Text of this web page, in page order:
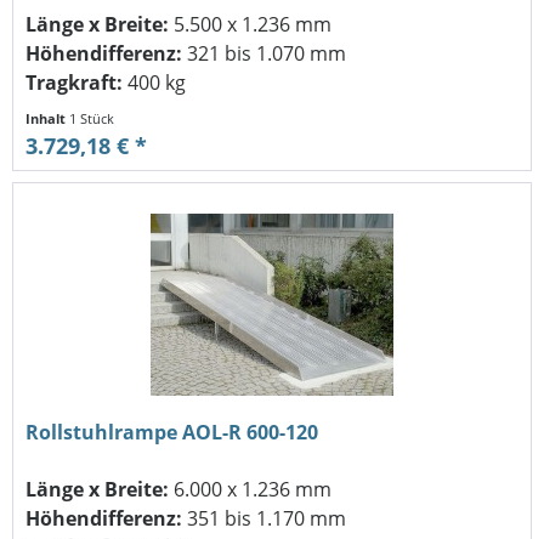
Länge x Breite: 5.500 x 1.236 mm
Höhendifferenz: 321 bis 1.070 mm
Tragkraft: 400 kg
Inhalt 1 Stück
3.729,18 € *
Rollstuhlrampe AOL-R 600-120
Länge x Breite: 6.000 x 1.236 mm
Höhendifferenz: 351 bis 1.170 mm